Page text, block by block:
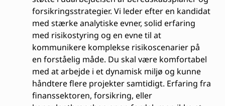
forsikringsstrategier. Vi leder efter en kandidat
med stærke analytiske evner, solid erfaring
med risikostyring og en evne til at
kommunikere komplekse risikoscenarier på
en forståelig måde. Du skal være komfortabel
med at arbejde i et dynamisk miljø og kunne
håndtere flere projekter samtidigt. Erfaring fra
finanssektoren, forsikring, eller